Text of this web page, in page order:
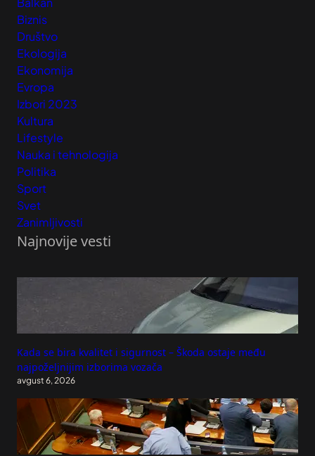
Biznis
Društvo
Ekologija
Ekonomija
Evropa
Izbori 2023
Kultura
Lifestyle
Nauka i tehnologija
Politika
Sport
Svet
Zanimljivosti
Najnovije vesti
Kada se bira kvalitet i sigurnost – Škoda ostaje među
najpoželjnijim izborima vozača
avgust 6, 2026